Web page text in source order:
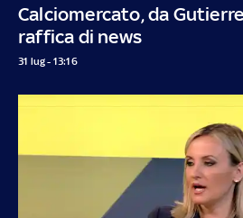
Calciomercato, da
raffica di news
31 lug - 13:16